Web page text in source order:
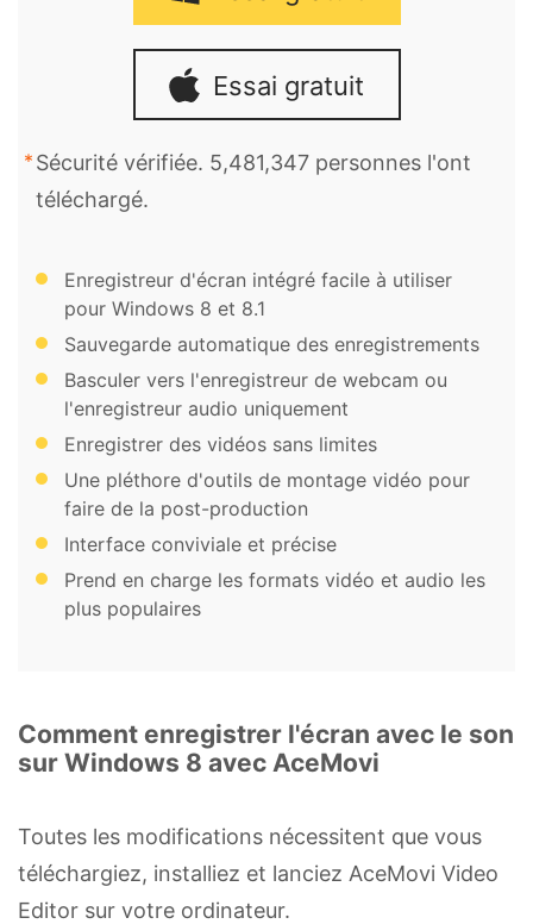
Essai gratuit
Sécurité vérifiée. 5,481,347 personnes l'ont
téléchargé.
Enregistreur d'écran intégré facile à utiliser
pour Windows 8 et 8.1
Sauvegarde automatique des enregistrements
Basculer vers l'enregistreur de webcam ou
l'enregistreur audio uniquement
Enregistrer des vidéos sans limites
Une pléthore d'outils de montage vidéo pour
faire de la post-production
Interface conviviale et précise
Prend en charge les formats vidéo et audio les
plus populaires
Comment enregistrer l'écran avec le son
sur Windows 8 avec AceMovi
Toutes les modifications nécessitent que vous
téléchargiez, installiez et lanciez AceMovi Video
Editor sur votre ordinateur.